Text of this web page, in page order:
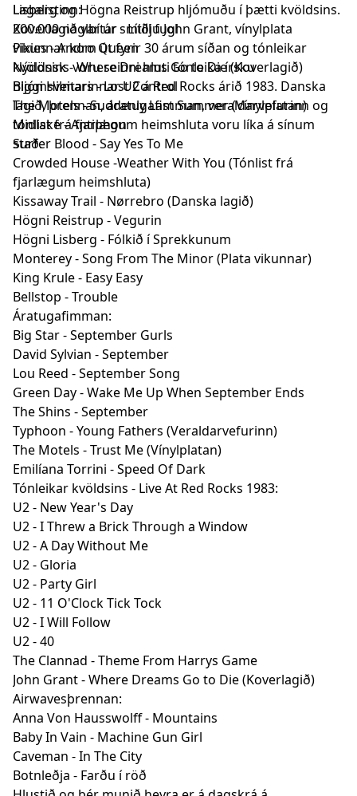
Lisberg og Högna Reistrup hljómuðu í þætti kvöldsins.
Koverlagið var úr smiðju John Grant, vínylplata
vikunnar kom út fyrir 30 árum síðan og tónleikar
kvöldsins voru seinni hluti tónleika írsku
hljómsveitarinnar U2 á Red Rocks árið 1983. Danska
lagið, þrennan, áratugafimman, veraldarvefurinn og
tónlist frá fjarlægum heimshluta voru líka á sínum
stað.
Lagalistinn:
200.000 naglbítar - Lítill fugl
Pixies - Andro Queen
Nýdönsk - Where Dreams Go to Die (Koverlagið)
Biggi Hilmars - Lost Control
The Motels - Suddenly Last Summer (Vínylplatan)
Midlake - Antiphon
Surfer Blood - Say Yes To Me
Crowded House -Weather With You (Tónlist frá
fjarlægum heimshluta)
Kissaway Trail - Nørrebro (Danska lagið)
Högni Reistrup - Vegurin
Högni Lisberg - Fólkið í Sprekkunum
Monterey - Song From The Minor (Plata vikunnar)
King Krule - Easy Easy
Bellstop - Trouble
Áratugafimman:
Big Star - September Gurls
David Sylvian - September
Lou Reed - September Song
Green Day - Wake Me Up When September Ends
The Shins - September
Typhoon - Young Fathers (Veraldarvefurinn)
The Motels - Trust Me (Vínylplatan)
Emilíana Torrini - Speed Of Dark
Tónleikar kvöldsins - Live At Red Rocks 1983:
U2 - New Year's Day
U2 - I Threw a Brick Through a Window
U2 - A Day Without Me
U2 - Gloria
U2 - Party Girl
U2 - 11 O'Clock Tick Tock
U2 - I Will Follow
U2 - 40
The Clannad - Theme From Harrys Game
John Grant - Where Dreams Go to Die (Koverlagið)
Airwavesþrennan:
Anna Von Hausswolff - Mountains
Baby In Vain - Machine Gun Girl
Caveman - In The City
Botnleðja - Farðu í röð